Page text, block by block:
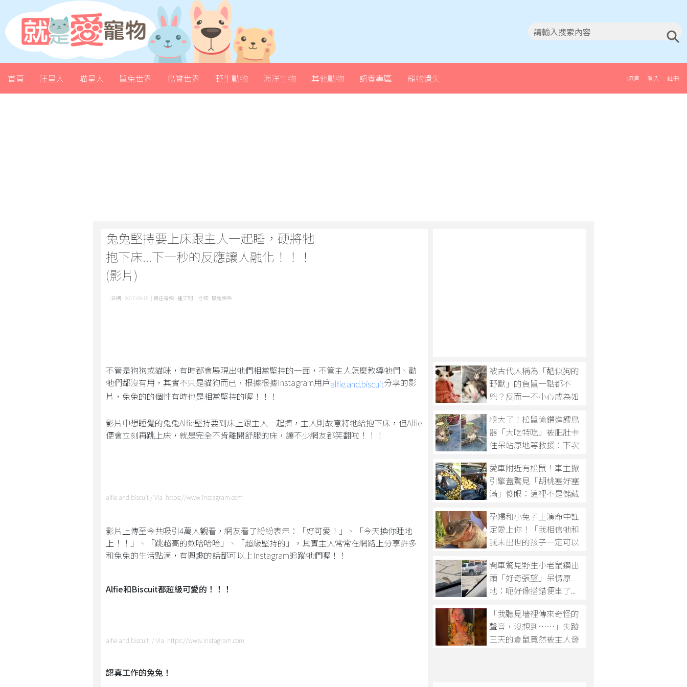
首頁 汪星人 喵星人 鼠兔世界 鳥寶世界 野生動物 海洋生物 其他動物 認養專區 寵物遺失 註冊
登入
頻道
兔兔堅持要上床跟主人一起睡，硬將牠
抱下床...下一秒的反應讓人融化！！！
(影片)
| 日期: 2017-09-15 | 責任編輯: 鍾文翔 | 分類: 鼠兔娛樂
不管是狗狗或貓咪，有時都會展現出牠們相當堅持的一面，不管主人怎麼教導牠們、勸
牠們都沒有用，其實不只是貓狗而已，根據根據Instagram用戶alfie.and.biscuit分享的影
片，兔兔的的個性有時也是相當堅持的喔！！！
影片中想睡覺的兔兔Alfie堅持要到床上跟主人一起擠，主人則故意將牠給抱下床，但Alfie
便會立刻再跳上床，就是完全不肯離開舒服的床，讓不少網友都笑翻啦！！！
alfie.and.biscuit / Via https://www.instagram.com
影片上傳至今共吸引4萬人觀看，網友看了紛紛表示：「好可愛！」、「今天換你睡地
上！！」、「跳超高的欸哈哈哈」、「超級堅持的」，其實主人常常在網路上分享許多
和兔兔的生活點滴，有興趣的話都可以上Instagram追蹤牠們喔！！
Alfie和Biscuit都超級可愛的！！！
alfie.and.biscuit / Via https://www.instagram.com
認真工作的兔兔！
被古代人稱為「酷似狗的
野獸」的負鼠一點都不
兇？反而一不小心成為如
糗大了！松鼠偷鑽進餵鳥
器「大吃特吃」被肥肚卡
住呆站原地等救援：下次
愛車附近有松鼠！車主掀
引擎蓋驚見「胡桃塞好塞
滿」傻眼：這裡不是儲藏
孕婦和小兔子上演命中註
定愛上你！「我相信牠和
我未出世的孩子一定可以
開車驚見野生小老鼠鑽出
頭「好奇張望」呆愣原
地：呃好像搭錯便車了...
「我聽見墻裡傳來奇怪的
聲音，沒想到……」失蹤
三天的倉鼠竟然被主人發